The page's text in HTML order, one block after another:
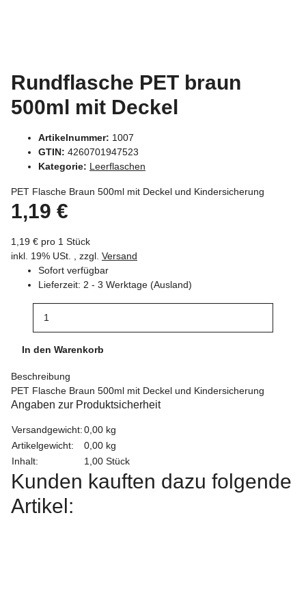
Rundflasche PET braun
500ml mit Deckel
Artikelnummer: 1007
GTIN: 4260701947523
Kategorie: Leerflaschen
PET Flasche Braun 500ml mit Deckel und Kindersicherung
1,19 €
1,19 € pro 1 Stück
inkl. 19% USt. , zzgl. Versand
Sofort verfügbar
Lieferzeit: 2 - 3 Werktage (Ausland)
In den Warenkorb
Beschreibung
PET Flasche Braun 500ml mit Deckel und Kindersicherung
Angaben zur Produktsicherheit
Versandgewicht:0,00 kg
Artikelgewicht:
0,00 kg
Inhalt:
1,00 Stück
Kunden kauften dazu folgende
Artikel: